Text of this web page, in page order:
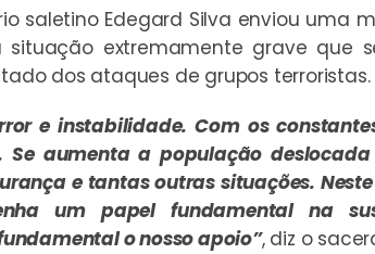
saletino Edegard Silva enviou uma
situação extremamente grave que
dos ataques de grupos terroristas.
e instabilidade. Com os
aumenta a população
e tantas outras situações.
um papel fundamental na
o nosso apoio”, diz o